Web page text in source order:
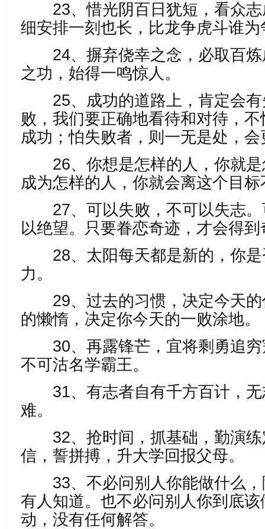
23、惜光阴百日犹短，看众志
细安排一刻也长，比龙争虎斗谁为
24、摒弃侥幸之念，必取百炼
之功，始得一鸣惊人。
25、成功的道路上，肯定会有
败，我们要正确地看待和对待，
成功；怕失败者，则一无是处，
26、你想是怎样的人，你就是
成为怎样的人，你就会离这个目
27、可以失败，不可以失志。
以绝望。只要眷恋奇迹，才会得
28、太阳每天都是新的，你是
力。
29、过去的习惯，决定今天的
的懒惰，决定你今天的一败涂地。
30、再露锋芒，宜将剩勇追穷
不可沽名学霸王。
31、有志者自有千方百计，无
难。
32、抢时间，抓基础，勤演练
信，誓拼搏，升大学回报父母。
33、不必问别人你能做什么，
有人知道。也不必问别人你到底
动，没有任何解答。